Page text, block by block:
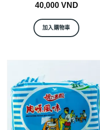
40,000 VND
加入購物車